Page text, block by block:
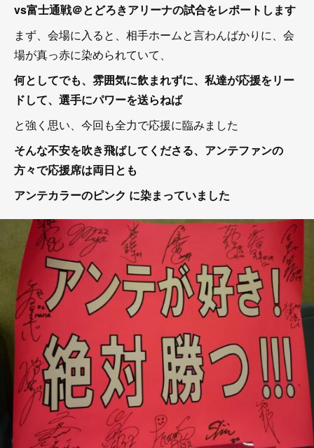
vs富士通戦＠とどろきアリーナの試合をレポートします
まず、会場に入ると、相手ホームと言わんばかりに、会
場が真っ赤に染められていて、
何としてでも、雰囲気に飲まれずに、私達が応援をリー
ドして、選手にパワーを送らねば
と強く思い、今回も全力で応援に臨みました
そんな不安を吹き飛ばしてくださる、アンテファンの
方々で応援席は両日とも
アンテカラーのピンク に染まっていました